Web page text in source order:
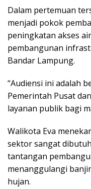
Dalam pertemuan
menjadi pokok
peningkatan akses
pembangunan
Bandar Lampung.
“Audiensi ini adalah
Pemerintah Pusat
layanan publik bagi
Walikota Eva
sektor sangat
tantangan
menanggulangi
hujan.